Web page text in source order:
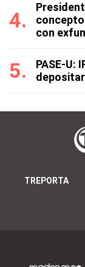
con
PASE-U:
TREPORTA